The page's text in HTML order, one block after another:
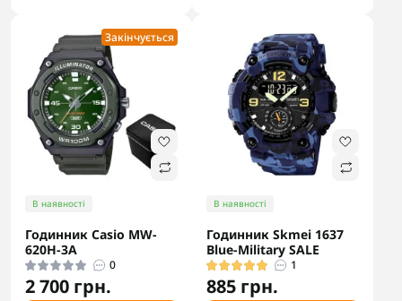
Закінчується
В наявності
Годинник Casio MW-
620H-3A
0
2 700 грн.
В наявності
Годинник Skmei 1637
Blue-Military SALE
1
885 грн.